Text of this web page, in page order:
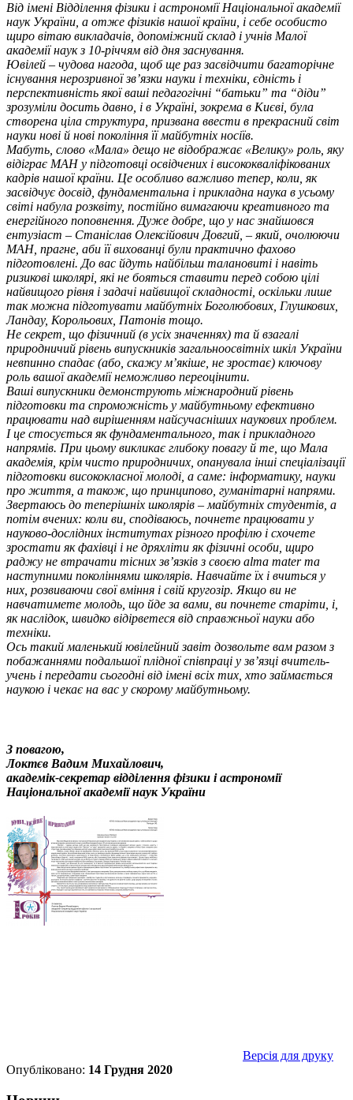
Від імені Відділення фізики і астрономії Національної академії
наук України, а отже фізиків нашої країни, і себе особисто
щиро вітаю викладачів, допоміжний склад і учнів Малої
академії наук з 10-річчям від дня заснування.
Ювілей – чудова нагода, щоб ще раз засвідчити багаторічне
існування нерозривної зв’язки науки і техніки, єдність і
перспективність якої ваші педагогічні “батьки” та “діди”
зрозуміли досить давно, і в Україні, зокрема в Києві, була
створена ціла структура, призвана ввести в прекрасний світ
науки нові й нові покоління її майбутніх носіїв.
Мабуть, слово «Мала» дещо не відображає «Велику» роль, яку
відіграє МАН у підготовці освідчених і висококваліфікованих
кадрів нашої країни. Це особливо важливо тепер, коли, як
засвідчує досвід, фундаментальна і прикладна наука в усьому
світі набула розквіту, постійно вимагаючи креативного та
енергійного поповнення. Дуже добре, що у нас знайшовся
ентузіаст – Станіслав Олексійович Довгий, – який, очолюючи
МАН, прагне, аби її вихованці були практично фахово
підготовлені. До вас йдуть найбільш талановиті і навіть
ризикові школярі, які не бояться ставити перед собою цілі
найвищого рівня і задачі найвищої складності, оскільки лише
так можна підготувати майбутніх Боголюбових, Глушкових,
Ландау, Корольових, Патонів тощо.
Не секрет, що фізичний (в усіх значеннях) та й взагалі
природничий рівень випускників загальноосвітніх шкіл України
невпинно спадає (або, скажу м’якіше, не зростає) ключову
роль вашої академії неможливо переоцінити.
Ваші випускники демонструють міжнародний рівень
підготовки та спроможність у майбутньому ефективно
працювати над вирішенням найсучасніших наукових проблем.
І це стосується як фундаментального, так і прикладного
напрямів. При цьому викликає глибоку повагу й те, що Мала
академія, крім чисто природничих, опанувала інші спеціалізації
підготовки висококласної молоді, а саме: інформатику, науки
про життя, а також, що принципово, гуманітарні напрями.
Звертаюсь до теперішніх школярів – майбутніх студентів, а
потім вчених: коли ви, сподіваюсь, почнете працювати у
науково-дослідних інститутах різного профілю і схочете
зростати як фахівці і не дряхліти як фізичні особи, щиро
раджу не втрачати тісних зв’язків з своєю alma mater та
наступними поколіннями школярів. Навчайте їх і вчиться у
них, розвиваючи свої вміння і свій кругозір. Якщо ви не
навчатимете молодь, що йде за вами, ви почнете старіти, і,
як наслідок, швидко відірветеся від справжньої науки або
техніки.
Ось такий маленький ювілейний завіт дозвольте вам разом з
побажаннями подальшої плідної співпраці у зв’язці вчитель-
учень і передати сьогодні від імені всіх тих, хто займається
наукою і чекає на вас у скорому майбутньому.
З повагою,
Локтєв Вадим Михайлович,
академік-секретар відділення фізики і астрономії
Національної академії наук України
Версія для друку
Опубліковано: 14 Грудня 2020